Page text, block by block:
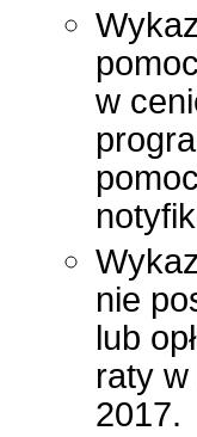
w
nie
lub
raty
2017.